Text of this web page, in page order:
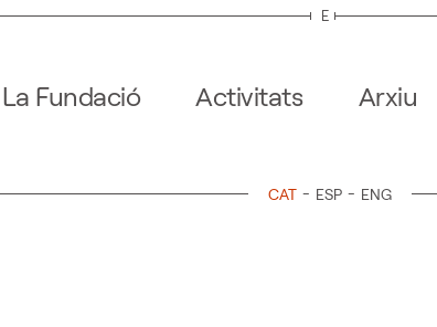
E
La Fundació Activitats Arxiu
CAT ESP ENG